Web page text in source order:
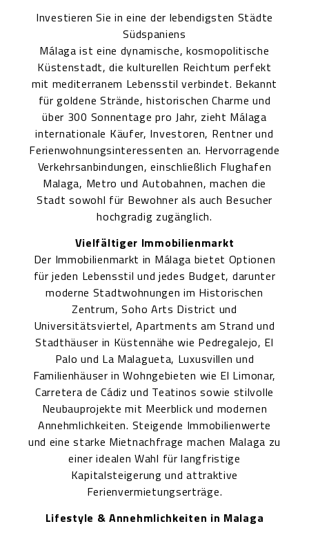
Investieren Sie in eine der lebendigsten Städte
Südspaniens
Málaga ist eine dynamische, kosmopolitische
Küstenstadt, die kulturellen Reichtum perfekt
mit mediterranem Lebensstil verbindet. Bekannt
für goldene Strände, historischen Charme und
über 300 Sonnentage pro Jahr, zieht Málaga
internationale Käufer, Investoren, Rentner und
Ferienwohnungsinteressenten an. Hervorragende
Verkehrsanbindungen, einschließlich Flughafen
Malaga, Metro und Autobahnen, machen die
Stadt sowohl für Bewohner als auch Besucher
hochgradig zugänglich.
Vielfältiger Immobilienmarkt
Der Immobilienmarkt in Málaga bietet Optionen
für jeden Lebensstil und jedes Budget, darunter
moderne Stadtwohnungen im Historischen
Zentrum, Soho Arts District und
Universitätsviertel, Apartments am Strand und
Stadthäuser in Küstennähe wie Pedregalejo, El
Palo und La Malagueta, Luxusvillen und
Familienhäuser in Wohngebieten wie El Limonar,
Carretera de Cádiz und Teatinos sowie stilvolle
Neubauprojekte mit Meerblick und modernen
Annehmlichkeiten. Steigende Immobilienwerte
und eine starke Mietnachfrage machen Malaga zu
einer idealen Wahl für langfristige
Kapitalsteigerung und attraktive
Ferienvermietungserträge.
Lifestyle & Annehmlichkeiten in Malaga